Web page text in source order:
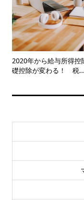
2020年から給与所得控
礎控除が変わる！ 税...